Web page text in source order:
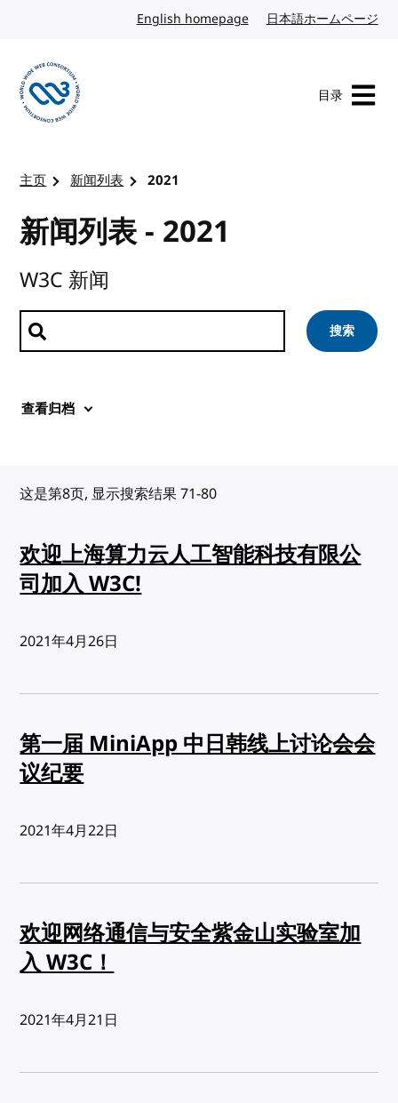
English homepage英文日本語ホームページ
目录
主页 新闻列表 2021
新闻列表 - 2021
W3C 新闻
搜索新闻 搜索
查看归档
这是第8页, 显示搜索结果 71-80
欢迎上海算力云人工智能科技有限公
司加入 W3C!
发布:
2021年4月26日
第一届 MiniApp 中日韩线上讨论会会
议纪要
发布:
2021年4月22日
欢迎网络通信与安全紫金山实验室加
入 W3C！
发布:
2021年4月21日